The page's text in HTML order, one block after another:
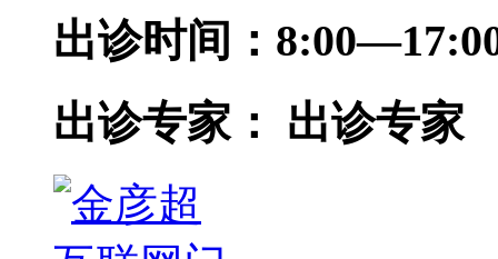
出诊时间：
出诊专家：
出诊专家